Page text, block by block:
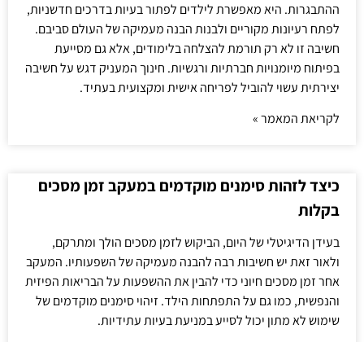
ההתבגרות. היא מאפשרת לילדים לפתור בעיות בדרכים חדשניות,
לפתח רעיונות מקוריים ולבנות הבנה מעמיקה של העולם סביבם.
חשיבה זו לא רק תורמת להצלחה בלימודים, אלא גם מסייעת
בפיתוח מיומנויות חברתיות ורגשיות. חינוך המעניק דגש על חשיבה
יצירתית עשוי להוביל לפריחה אישית ומקצועית בעתיד.
לקריאת המאמר »
כיצד לזהות סימנים מוקדמים במעקב זמן מסכים
בקלות
בעידן הדיגיטלי של היום, הביקוש לזמן מסכים הולך ומתרקם,
ולאור זאת יש חשיבות רבה להבנה מעמיקה של השפעותיו. המעקב
אחר זמן מסכים חיוני כדי להבין את ההשפעות על הבריאות הפיזית
והנפשית, כמו גם על התפתחות הילד. זיהוי סימנים מוקדמים של
שימוש לא מתון יכול לסייע במניעת בעיות עתידיות.